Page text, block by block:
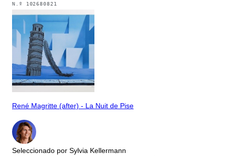
N.º 102680821
René Magritte (after) - La Nuit de Pise
Seleccionado por Sylvia Kellermann